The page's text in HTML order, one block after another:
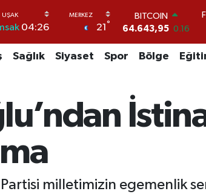
04:26 21 °
DOLAR
47,6704 0
EURO
55,0406 -0.08
GRAM ALTIN
6500.87
0.12
BİST100
Sağlık Siyaset Spor Bölge
milletimizin egemenlik